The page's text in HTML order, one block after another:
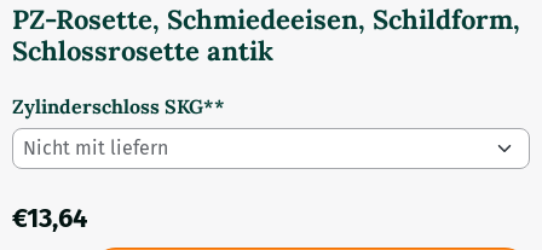
PZ-Rosette, Schmiedeeisen, Schildform,
Schlossrosette antik
Zylinderschloss SKG**
€13,64